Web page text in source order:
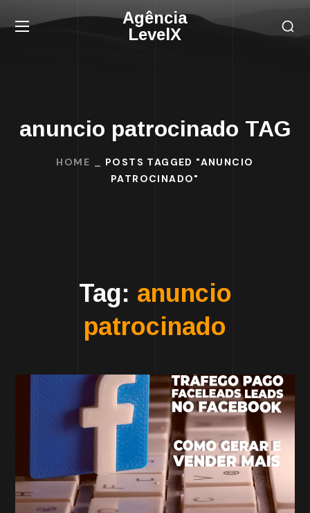
Agência
LevelX
anuncio patrocinado TAG
HOME
POSTS TAGGED "ANUNCIO
PATROCINADO"
Tag: anuncio
patrocinado